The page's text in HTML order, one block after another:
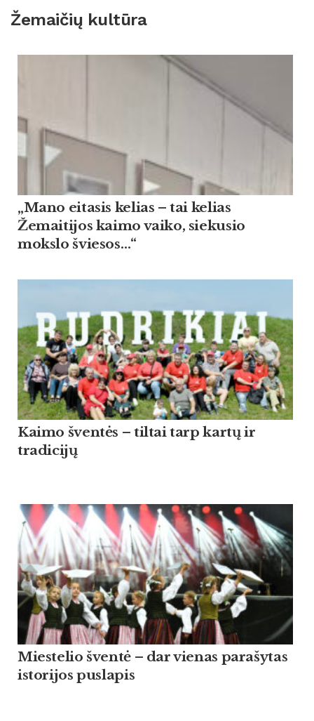
Žemaičių kultūra
„Mano eitasis kelias – tai kelias
Žemaitijos kaimo vaiko, siekusio
mokslo šviesos…“
Kaimo šventės – tiltai tarp kartų ir
tradicijų
Miestelio šventė – dar vienas parašytas
istorijos puslapis